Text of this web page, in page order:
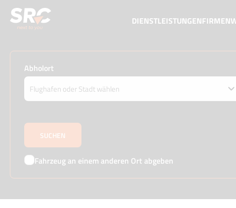
DIENSTLEISTUNGEN
Abholort
Fahrzeug an einem anderen Ort abgeben